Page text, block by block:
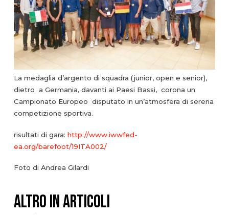
La medaglia d’argento di squadra (junior, open e senior),
dietro a Germania, davanti ai Paesi Bassi, corona un
Campionato Europeo disputato in un’atmosfera di serena
competizione sportiva.
risultati di gara: http://www.iwwfed-
ea.org/barefoot/19ITA002/
Foto di Andrea Gilardi
ALTRO IN ARTICOLI